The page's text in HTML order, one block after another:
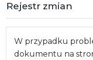
Rejestr zmian
W przypadku
dokumentu na